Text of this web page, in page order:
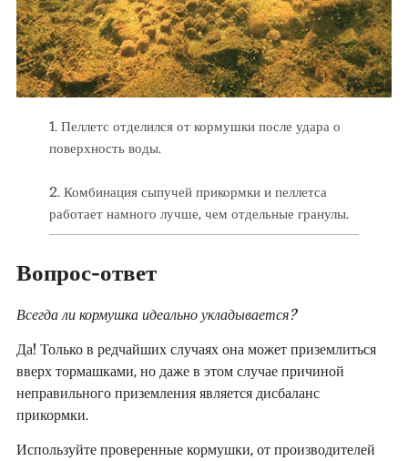
1. Пеллетс отделился от кормушки после удара о
поверхность воды.
2. Комбинация сыпучей прикормки и пеллетса
работает намного лучше, чем отдельные гранулы.
Вопрос-ответ
Всегда ли кормушка идеально укладывается?
Да! Только в редчайших случаях она может приземлиться
вверх тормашками, но даже в этом случае причиной
неправильного приземления является дисбаланс
прикормки.
Используйте проверенные кормушки, от производителей